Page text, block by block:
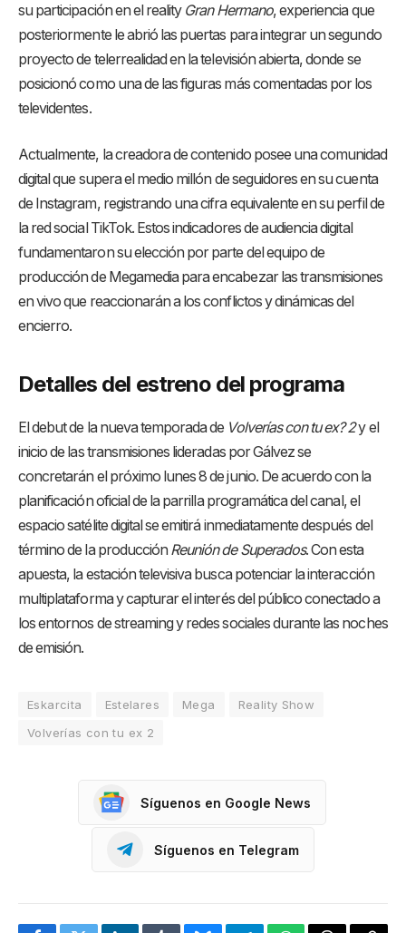
su participación en el reality Gran Hermano, experiencia que
posteriormente le abrió las puertas para integrar un segundo
proyecto de telerrealidad en la televisión abierta, donde se
posicionó como una de las figuras más comentadas por los
televidentes.
Actualmente, la creadora de contenido posee una comunidad
digital que supera el medio millón de seguidores en su cuenta
de Instagram, registrando una cifra equivalente en su perfil de
la red social TikTok. Estos indicadores de audiencia digital
fundamentaron su elección por parte del equipo de
producción de Megamedia para encabezar las transmisiones
en vivo que reaccionarán a los conflictos y dinámicas del
encierro.
Detalles del estreno del programa
El debut de la nueva temporada de Volverías con tu ex? 2y el
inicio de las transmisiones lideradas por Gálvez se
concretarán el próximo lunes 8 de junio. De acuerdo con la
planificación oficial de la parrilla programática del canal, el
espacio satélite digital se emitirá inmediatamente después del
término de la producción Reunión de Superados. Con esta
apuesta, la estación televisiva busca potenciar la interacción
multiplataforma y capturar el interés del público conectado a
los entornos de streaming y redes sociales durante las noches
de emisión.
Eskarcita Estelares Mega
Reality Show
Volverías con tu ex 2
Síguenos en Google News
Síguenos en Telegram